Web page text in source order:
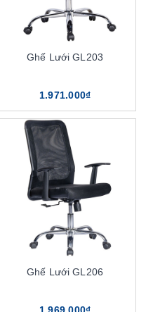
Ghế Lưới GL203
1.971.000₫
Ghế Lưới GL206